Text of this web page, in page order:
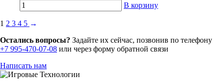
В корзину
1 2 3 4 5 →
Остались вопросы? Задайте их сейчас, позвонив по телефону
+7 995-470-07-08 или через форму обратной связи
Написать нам